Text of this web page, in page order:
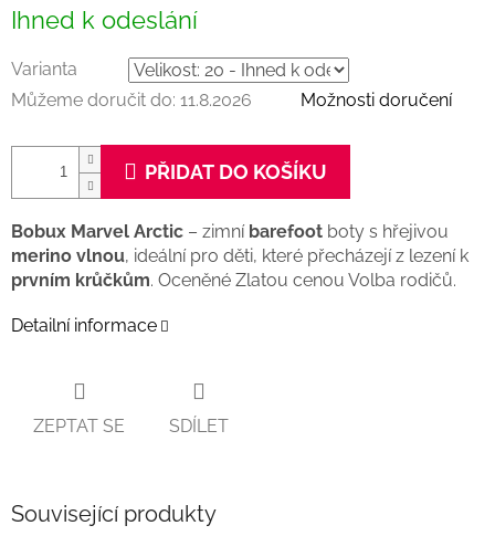
cena:
Ihned k odeslání
Varianta
Můžeme doručit do: 11.8.2026 Možnosti doručení
PŘIDAT DO KOŠÍKU
Bobux Marvel Arctic – zimní barefoot boty s hřejivou
merino vlnou, ideální pro děti, které přecházejí z lezení k
prvním krůčkům. Oceněné Zlatou cenou Volba rodičů.
Detailní informace
ZEPTAT SE SDÍLET
Související produkty